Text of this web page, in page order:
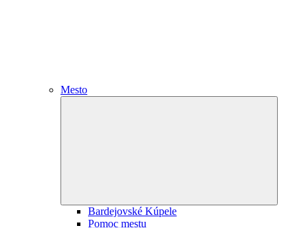
Mesto
Bardejovské Kúpele
Pomoc mestu